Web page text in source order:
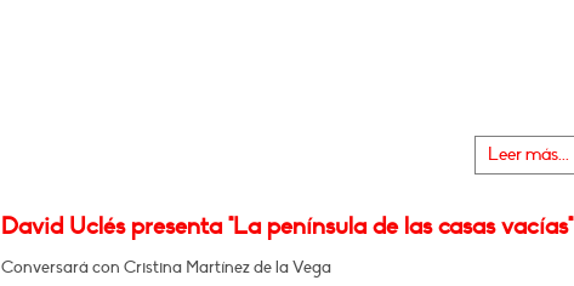
Leer más...
David Uclés presenta "La península de las casas vacías"
Conversará con Cristina Martínez de la Vega